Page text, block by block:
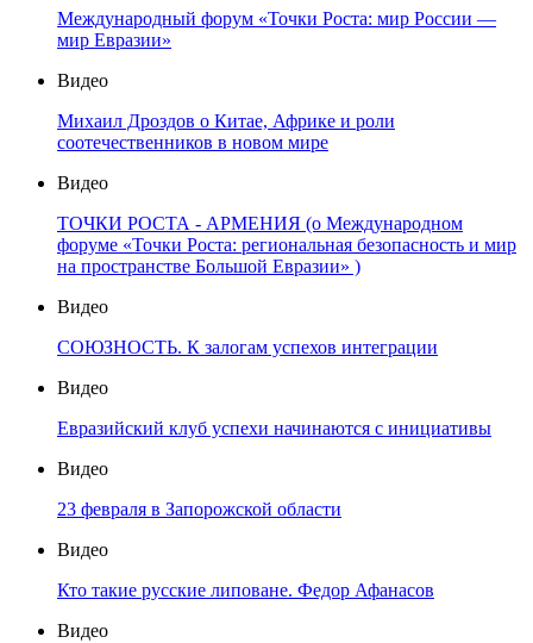
Международный форум «Точки Роста: мир России —
мир Евразии»
Видео
Михаил Дроздов о Китае, Африке и роли
соотечественников в новом мире
Видео
ТОЧКИ РОСТА - АРМЕНИЯ (о Международном
форуме «Точки Роста: региональная безопасность и мир
на пространстве Большой Евразии» )
Видео
СОЮЗНОСТЬ. К залогам успехов интеграции
Видео
Евразийский клуб успехи начинаются с инициативы
Видео
23 февраля в Запорожской области
Видео
Кто такие русские липоване. Федор Афанасов
Видео